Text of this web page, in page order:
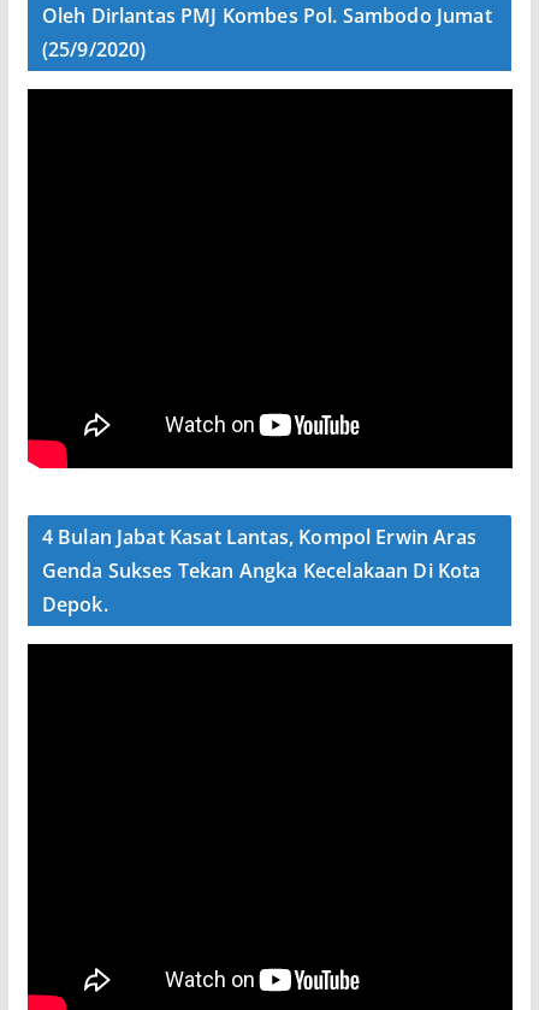
Oleh Dirlantas PMJ Kombes Pol. Sambodo Jumat
(25/9/2020)
4 Bulan Jabat Kasat Lantas, Kompol Erwin Aras
Genda Sukses Tekan Angka Kecelakaan Di Kota
Depok.